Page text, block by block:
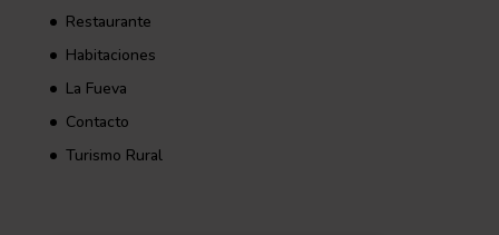
Restaurante
Habitaciones
La Fueva
Contacto
Turismo Rural